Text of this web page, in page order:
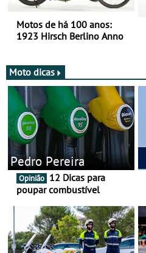
Motos de há 100 anos:
1923 Hirsch Berlino Anno
Moto dicas
Pedro Pereira
Opinião
poupar combustível